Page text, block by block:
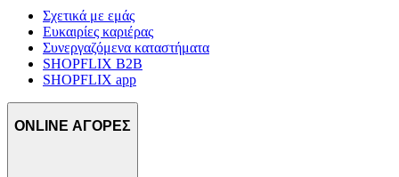
Σχετικά με εμάς
Ευκαιρίες καριέρας
Συνεργαζόμενα καταστήματα
SHOPFLIX B2B
SHOPFLIX app
ONLINE ΑΓΟΡΕΣ